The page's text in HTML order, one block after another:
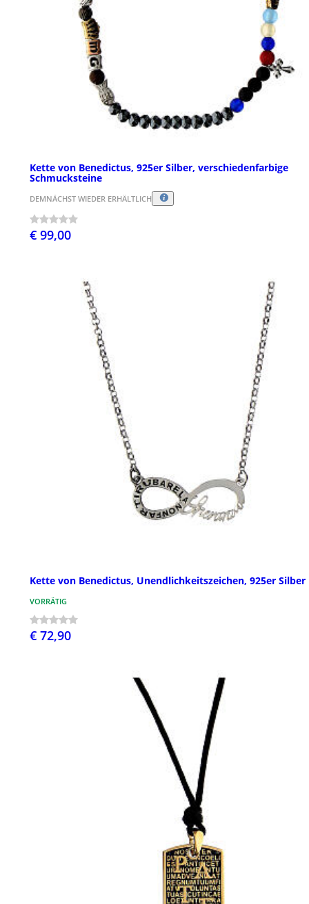
Kette von Benedictus, 925er Silber, verschiedenfarbige
Schmucksteine
DEMNÄCHST WIEDER ERHÄLTLICH
€ 99,00
Kette von Benedictus, Unendlichkeitszeichen, 925er Silber
VORRÄTIG
€ 72,90